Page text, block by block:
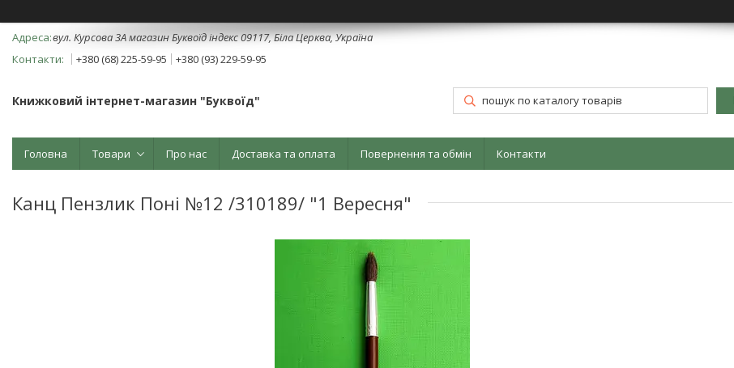
вул. Курсова 3А магазин Буквоїд індекс 09117, Біла Церква, Україна
+380 (68) 225-59-95
+380 (93) 229-59-95
Книжковий інтернет-магазин "Буквоїд"
Головна Товари Про нас Доставка та оплата Повернення та обмін Контакти
Канц Пензлик Поні №12 /310189/ "1 Вересня"